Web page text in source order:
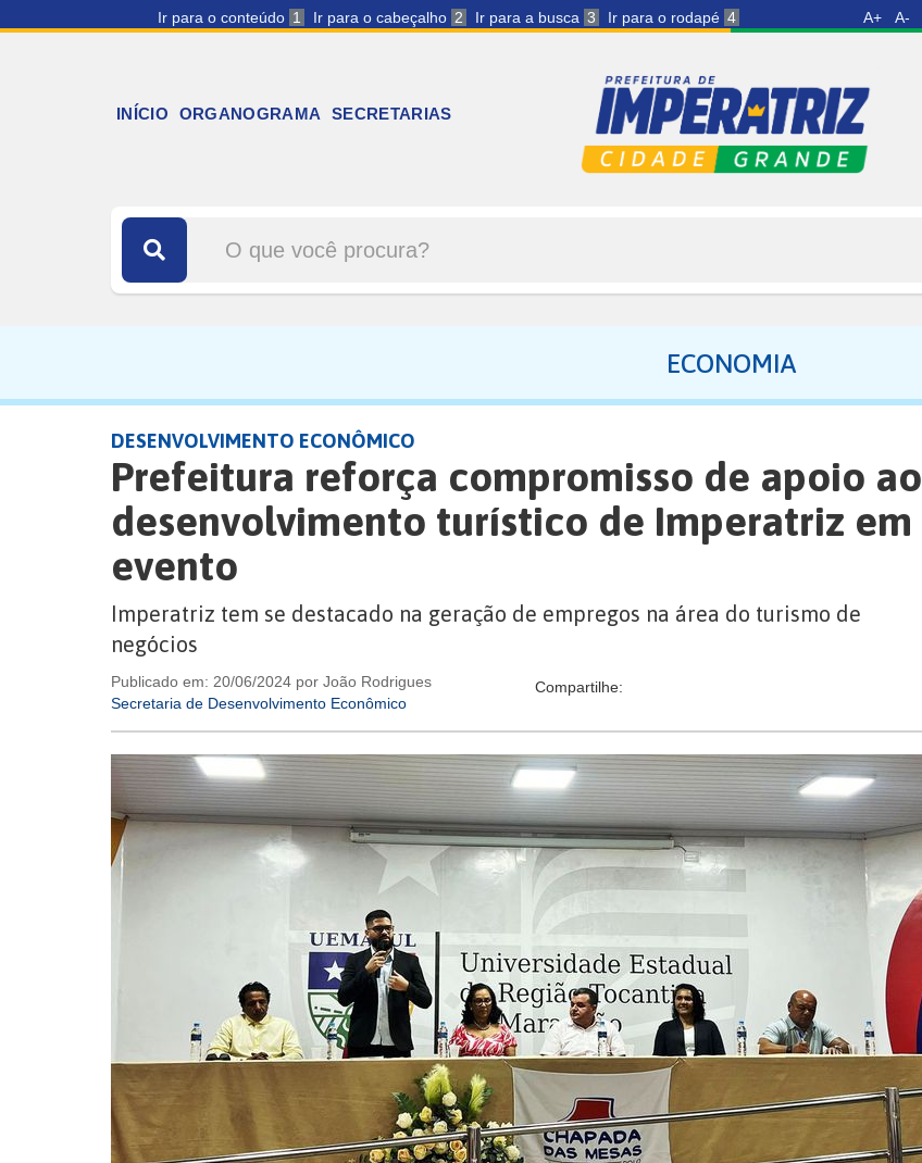
Ir para o conteúdo 1 Ir para o cabeçalho 2 Ir para a busca 3 Ir para o rodapé 4 A+ A-
INÍCIO ORGANOGRAMA SECRETARIAS
ECONOMIA
DESENVOLVIMENTO ECONÔMICO
Prefeitura reforça compromisso de apoio ao
desenvolvimento turístico de Imperatriz em
evento
Imperatriz tem se destacado na geração de empregos na área do turismo de
negócios
Publicado em: 20/06/2024 por João Rodrigues
Secretaria de Desenvolvimento Econômico
Compartilhe: